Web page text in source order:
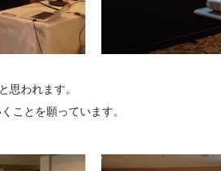
思われます。
ことを願っています。